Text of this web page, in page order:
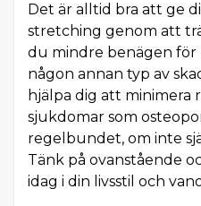
Det är alltid bra att ge
stretching genom att
du mindre benägen
någon annan typ av
hjälpa dig att minimera
sjukdomar som
regelbundet, om inte
Tänk på ovanstående
idag i din livsstil och